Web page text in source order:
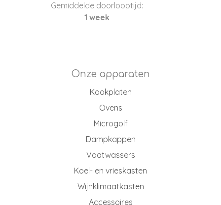
Gemiddelde doorlooptijd:
1 week
Onze apparaten
Kookplaten
Ovens
Microgolf
Dampkappen
Vaatwassers
Koel- en vrieskasten
Wijnklimaatkasten
Accessoires